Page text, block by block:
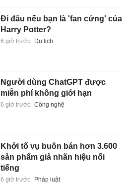
Đi đâu nếu bạn là 'fan cứng' của
Harry Potter?
6 giờ trước Du lịch
Người dùng ChatGPT được
miễn phí không giới hạn
6 giờ trước Công nghệ
Khởi tố vụ buôn bán hơn 3.600
sản phẩm giả nhãn hiệu nổi
tiếng
6 giờ trước Pháp luật